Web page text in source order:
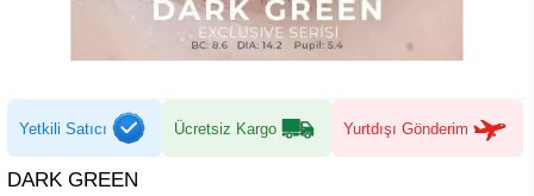
Yetkili Satıcı Ücretsiz Kargo Yurtdışı Gönderim
DARK GREEN